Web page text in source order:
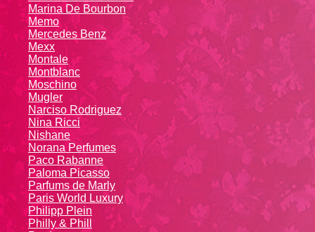
Marina De Bourbon
Memo
Mercedes Benz
Mexx
Montale
Montblanc
Moschino
Mugler
Narciso Rodriguez
Nina Ricci
Nishane
Norana Perfumes
Paco Rabanne
Paloma Picasso
Parfums de Marly
Paris World Luxury
Philipp Plein
Philly & Phill